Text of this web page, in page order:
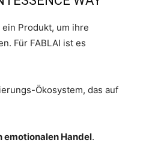
Produkt, um ihre
Für FABLAI ist es
Ökosystem, das auf
emotionalen Handel.